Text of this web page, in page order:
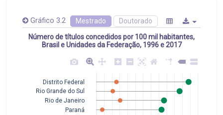
Gráfico 3.2 Mestrado Doutorado
Número de títulos concedidos por 100 mil habitantes,
Brasil e Unidades da Federação, 1996 e 2017
Paraná
Rio de Janeiro
Rio Grande do Sul
Distrito Federal